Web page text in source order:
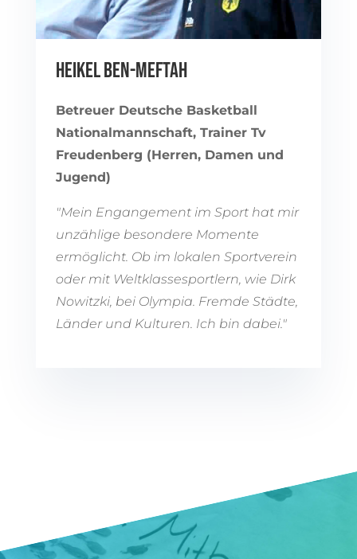
HEIKEL BEN-MEFTAH
Betreuer Deutsche Basketball
Nationalmannschaft, Trainer Tv
Freudenberg (Herren, Damen und
Jugend)
"Mein Engangement im Sport hat mir
unzählige besondere Momente
ermöglicht. Ob im lokalen Sportverein
oder mit Weltklassesportlern, wie Dirk
Nowitzki, bei Olympia. Fremde Städte,
Länder und Kulturen. Ich bin dabei."